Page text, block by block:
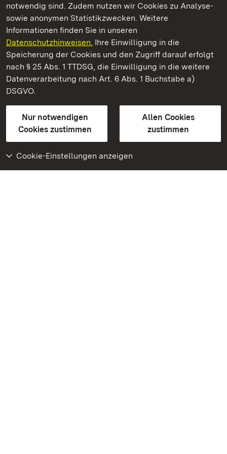
notwendig sind. Zudem nutzen wir Cookies zu Analyse-
sowie anonymen Statistikzwecken. Weitere
Informationen finden Sie in unseren
Datenschutzhinweisen. Ihre Einwilligung in die
Speicherung der Cookies und den Zugriff darauf erfolgt
nach § 25 Abs. 1 TTDSG, die Einwilligung in die weitere
Datenverarbeitung nach Art. 6 Abs. 1 Buchstabe a)
DSGVO.
Nur notwendigen
Cookies zustimmen
Allen Cookies
zustimmen
Cookie-Einstellungen anzeigen
Staatliche Schlösser und Gärten Baden‑Württemberg
Staatliche Schlösser und Gärten Baden-Württemberg
Kontakt
GebärdenspracheLeichte Sprache
Erklärung zur Barrierefreiheit
BITV-konform (geprüfte Seiten)
Weiteres